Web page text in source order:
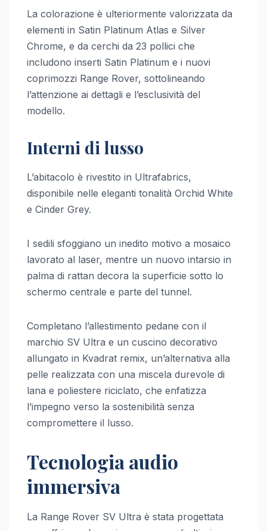
La colorazione è ulteriormente valorizzata da
elementi in Satin Platinum Atlas e Silver
Chrome, e da cerchi da 23 pollici che
includono inserti Satin Platinum e i nuovi
coprimozzi Range Rover, sottolineando
l’attenzione ai dettagli e l’esclusività del
modello.
Interni di lusso
L’abitacolo è rivestito in Ultrafabrics,
disponibile nelle eleganti tonalità Orchid White
e Cinder Grey.
I sedili sfoggiano un inedito motivo a mosaico
lavorato al laser, mentre un nuovo intarsio in
palma di rattan decora la superficie sotto lo
schermo centrale e parte del tunnel.
Completano l’allestimento pedane con il
marchio SV Ultra e un cuscino decorativo
allungato in Kvadrat remix, un’alternativa alla
pelle realizzata con una miscela durevole di
lana e poliestere riciclato, che enfatizza
l’impegno verso la sostenibilità senza
compromettere il lusso.
Tecnologia audio
immersiva
La Range Rover SV Ultra è stata progettata